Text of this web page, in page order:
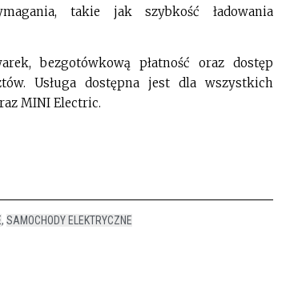
takie jak szybkość ładowania
bezgotówkową płatność oraz dostęp
Usługa dostępna jest dla wszystkich
MINI Electric.
, SAMOCHODY ELEKTRYCZNE